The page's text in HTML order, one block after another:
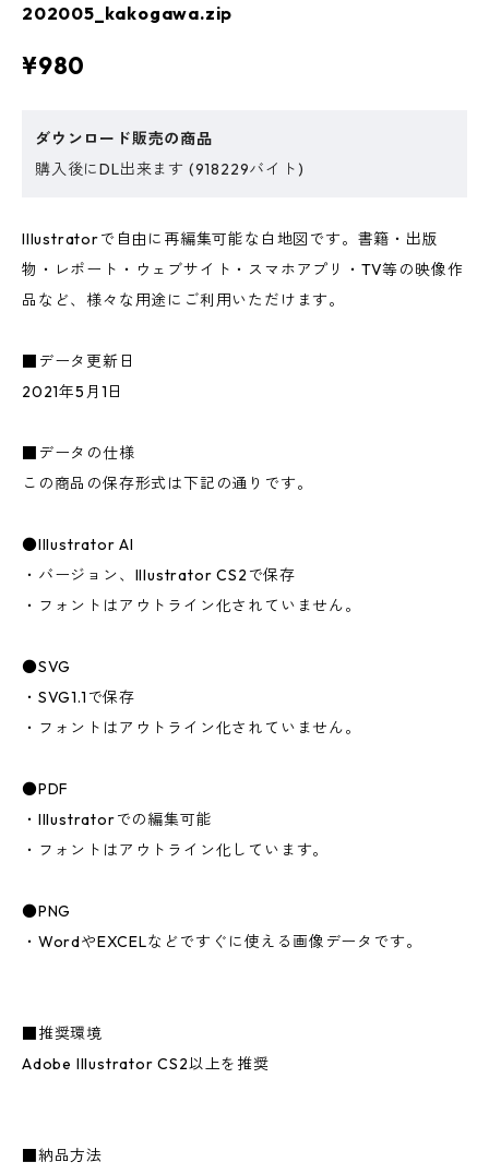
202005_kakogawa.zip
¥980
ダウンロード販売の商品
購入後にDL出来ます (918229バイト)
Illustratorで自由に再編集可能な白地図です。書籍・出版
物・レポート・ウェブサイト・スマホアプリ・TV等の映像作
品など、様々な用途にご利用いただけます。
■データ更新日
2021年5月1日
■データの仕様
この商品の保存形式は下記の通りです。
●Illustrator AI
・バージョン、Illustrator CS2で保存
・フォントはアウトライン化されていません。
●SVG
・SVG1.1で保存
・フォントはアウトライン化されていません。
●PDF
・Illustratorでの編集可能
・フォントはアウトライン化しています。
●PNG
・WordやEXCELなどですぐに使える画像データです。
■推奨環境
Adobe Illustrator CS2以上を推奨
■納品方法